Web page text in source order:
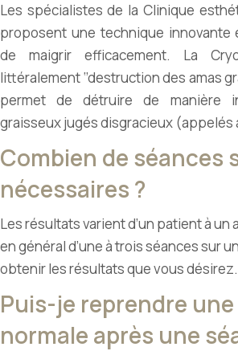
Les spécialistes de la Clinique
proposent une technique innovante
de maigrir efficacement. La
littéralement ‘’destruction des amas
permet de détruire de manière
graisseux jugés disgracieux
Combien de séances
nécessaires ?
Les résultats varient d’un patient à un
en général d’une à trois séances sur
obtenir les résultats que vous désirez.
Puis-je reprendre
normale après une